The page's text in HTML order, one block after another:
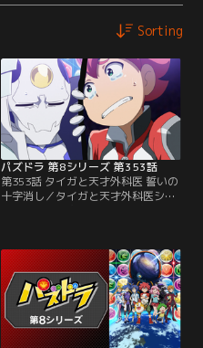
Sorting
パズドラ 第8シリーズ 第353話
第353話 タイガと天才外科医 誓いの
十字消し／タイガと天才外科医シュ
利すると誓う。その心意気に感動す
るタイガだが、シュネイガーは突
然、大会が終わったらパズドラをや
めると口にする。タイガは大ショッ
クで……！